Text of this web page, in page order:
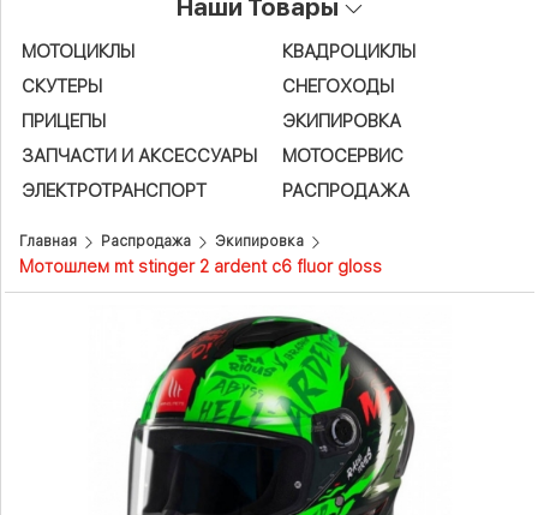
Наши Товары
МОТОЦИКЛЫ
КВАДРОЦИКЛЫ
СКУТЕРЫ
СНЕГОХОДЫ
ПРИЦЕПЫ
ЭКИПИРОВКА
ЗАПЧАСТИ И АКСЕСCУАРЫ
МОТОСЕРВИС
ЭЛЕКТРОТРАНСПОРТ
РАСПРОДАЖА
Главная Распродажа Экипировка
Мотошлем mt stinger 2 ardent c6 fluor gloss